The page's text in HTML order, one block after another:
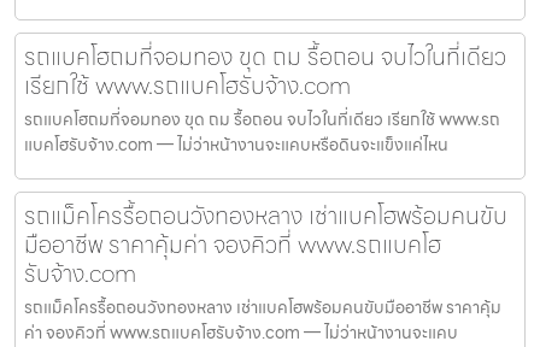
รถแบคโฮถมที่จอมทอง ขุด ถม รื้อถอน จบไวในที่เดียว
เรียกใช้ www.รถแบคโฮรับจ้าง.com
รถแบคโฮถมที่จอมทอง ขุด ถม รื้อถอน จบไวในที่เดียว เรียกใช้ www.รถ
แบคโฮรับจ้าง.com — ไม่ว่าหน้างานจะแคบหรือดินจะแข็งแค่ไหน
รถแม็คโครรื้อถอนวังทองหลาง เช่าแบคโฮพร้อมคนขับ
มืออาชีพ ราคาคุ้มค่า จองคิวที่ www.รถแบคโฮ
รับจ้าง.com
รถแม็คโครรื้อถอนวังทองหลาง เช่าแบคโฮพร้อมคนขับมืออาชีพ ราคาคุ้ม
ค่า จองคิวที่ www.รถแบคโฮรับจ้าง.com — ไม่ว่าหน้างานจะแคบ